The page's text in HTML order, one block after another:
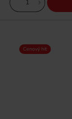
Cenový hit